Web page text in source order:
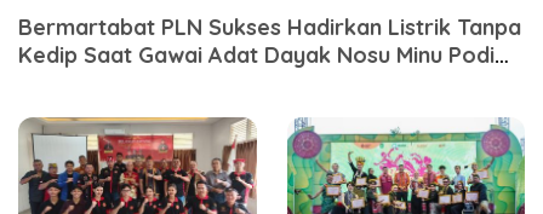
Bermartabat PLN Sukses Hadirkan Listrik Tanpa
Kedip Saat Gawai Adat Dayak Nosu Minu Podi